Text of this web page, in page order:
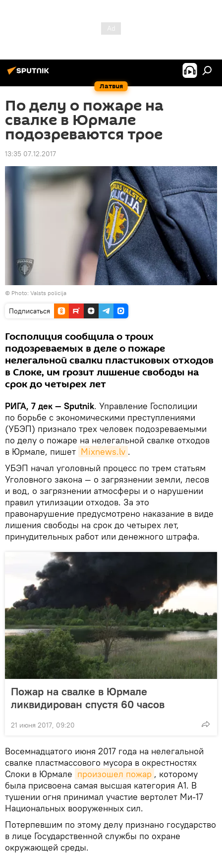
Латвия
По делу о пожаре на
свалке в Юрмале
подозреваются трое
13:35 07.12.2017
© Photo: Valsts policija
Подписаться
Госполиция сообщила о троих
подозреваемых в деле о пожаре
нелегальной свалки пластиковых отходов
в Слоке, им грозит лишение свободы на
срок до четырех лет
РИГА, 7 дек — Sputnik. Управление Госполиции
по борьбе с экономическими преступлениями
(УБЭП) признало трех человек подозреваемыми
по делу о пожаре на нелегальной свалке отходов
в Юрмале, пишет Mixnews.lv .
УБЭП начал уголовный процесс по трем статьям
Уголовного закона — о загрязнении земли, лесов
и вод, о загрязнении атмосферы и о нарушении
правил утилизации отходов. За это
правонарушение предусмотрено наказание в виде
лишения свободы на срок до четырех лет,
принудительных работ или денежного штрафа.
Пожар на свалке в Юрмале
ликвидирован спустя 60 часов
21 июня 2017, 09:20
Восемнадцатого июня 2017 года на нелегальной
свалке пластмассового мусора в окрестностях
Слоки в Юрмале произошел пожар , которому
была присвоена самая высшая категория А1. В
тушении огня принимал участие вертолет Ми-17
Национальных вооруженных сил.
Потерпевшим по этому делу признано государство
в лице Государственной службы по охране
окружающей среды.